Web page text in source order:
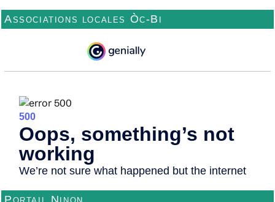
Associations locales Òc-Bi
Portail Ninon